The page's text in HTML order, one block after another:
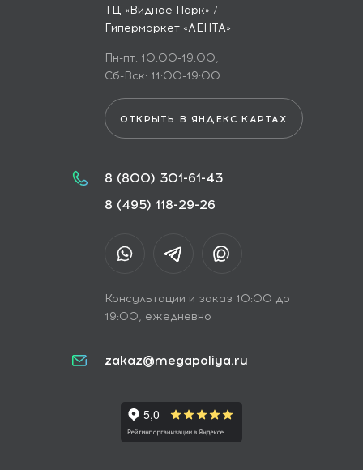
ТЦ «Видное Парк» /
Гипермаркет «ЛЕНТА»
Пн-пт: 10:00-19:00,
Сб-Вск: 11:00-19:00
ОТКРЫТЬ В ЯНДЕКС.КАРТАХ
8 (800) 301-61-43
8 (495) 118-29-26
Консультации и заказ 10:00 до
19:00, ежедневно
zakaz@megapoliya.ru